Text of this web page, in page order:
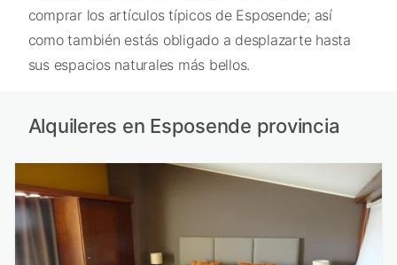
comprar los artículos típicos de Esposende; así
como también estás obligado a desplazarte hasta
sus espacios naturales más bellos.
Alquileres en Esposende provincia